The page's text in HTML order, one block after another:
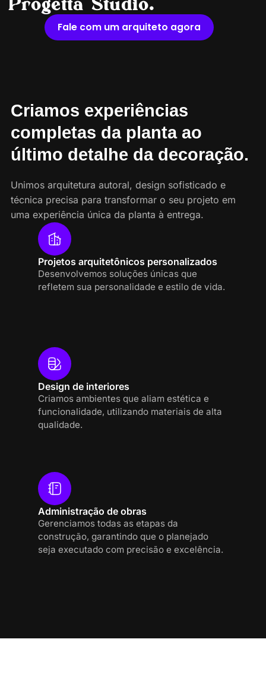
Progetta Studio.
Fale com um arquiteto agora
Criamos experiências
completas da planta ao
último detalhe da decoração.
Unimos arquitetura autoral, design sofisticado e
técnica precisa para transformar o seu projeto em
uma experiência única da planta à entrega.
Projetos arquitetônicos personalizados
Desenvolvemos soluções únicas que
refletem sua personalidade e estilo de vida.
Design de interiores
Criamos ambientes que aliam estética e
funcionalidade, utilizando materiais de alta
qualidade.
Administração de obras
Gerenciamos todas as etapas da
construção, garantindo que o planejado
seja executado com precisão e excelência.